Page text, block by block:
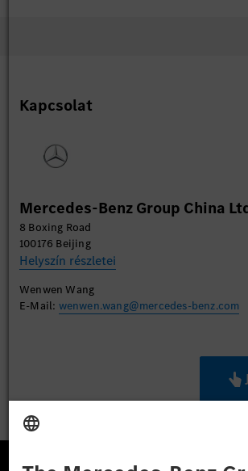
Kapcsolat
Mercedes-Benz Group China
8 Boxing Road
100176 Beijing
Helyszín részletei
Wenwen Wang
E-Mail: wenwen.wang@mercedes-benz.com